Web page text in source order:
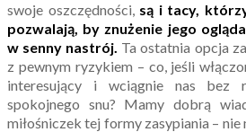
swoje oszczędności, są i tacy,
pozwalają, by znużenie jego
w senny nastrój. Ta ostatnia opcja
z pewnym ryzykiem – co, jeśli
interesujący i wciągnie nas bez
spokojnego snu? Mamy dobrą
miłośniczek tej formy zasypiania – nie